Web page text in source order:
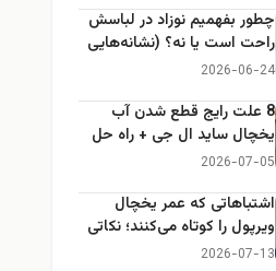
چطور بفهمیم نوزاد در لباسش
راحت است یا نه؟ (نشانه‌هایی
که هر مادر باید بداند)
2026-06-24
8 علت رایج قطع شدن آب
یخچال ساید ال جی + راه حل
2026-07-05
اشتباهاتی که عمر یخچال
ویرپول را کوتاه می‌کنند؛ نکاتی
که باید بدانید
2026-07-13